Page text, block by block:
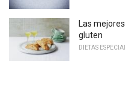
Las
gluten
DIETAS